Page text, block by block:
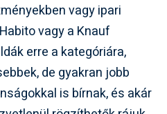
vagy ipari
vagy a Knauf
erre a kategóriára,
de gyakran jobb
is bírnak, és akár